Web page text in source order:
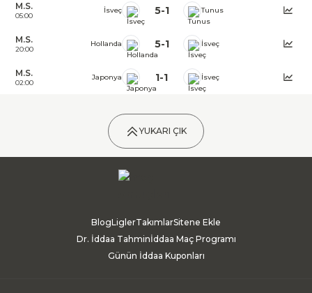
M.S.
05:00
İsveç 5-1 Tunus
M.S.
20:00
Hollanda 5-1 İsveç
M.S.
02:00
Japonya 1-1 İsveç
YUKARI ÇIK
BlogLiglerTakımlarSitene Ekle
Dr. İddaa Tahminİddaa Maç Programı
Günün İddaa Kuponları